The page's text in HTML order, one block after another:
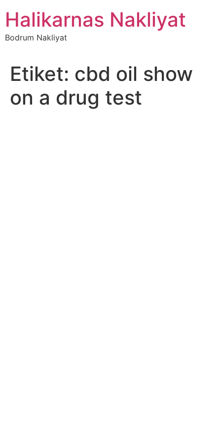
atlaHalikarnas Nakliyat
Bodrum Nakliyat
Etiket: cbd oil show
on a drug test